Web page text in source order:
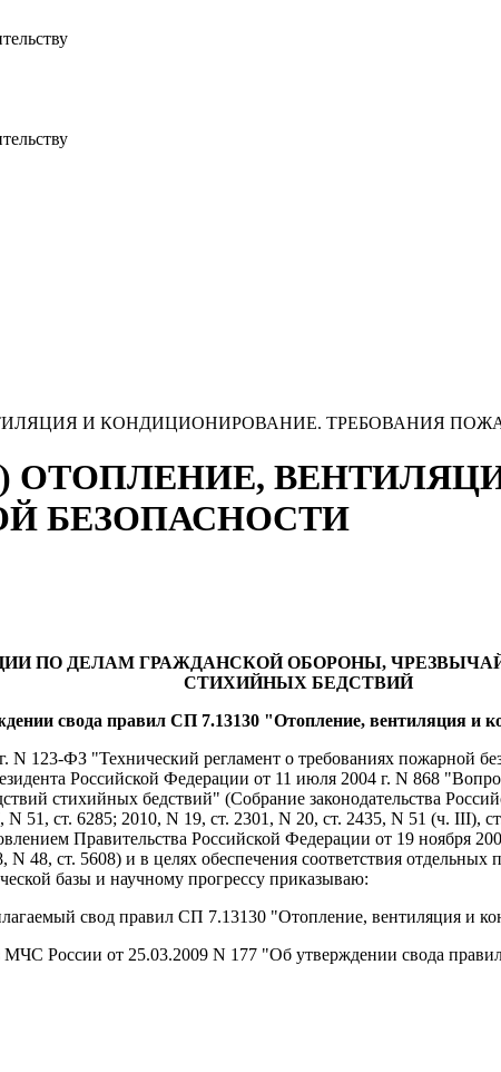
И КОНДИЦИОНИРОВАНИЕ. ТРЕБОВАНИЯ
ОТОПЛЕНИЕ,
БЕЗОПАСНОСТИ
ПО ДЕЛАМ ГРАЖДАНСКОЙ ОБОРОНЫ,
СТИХИЙНЫХ БЕДСТВИЙ
свода правил СП 7.13130 "Отопление, вентиляция и
123-ФЗ "Технический регламент о требованиях пожарной
Российской Федерации от 11 июля 2004 г. N 868
стихийных бедствий" (Собрание законодательства
51, ст. 6285; 2010, N 19, ст. 2301, N 20, ст. 2435, N 51 (ч. III),
Правительства Российской Федерации от 19 ноября
48, ст. 5608) и в целях обеспечения соответствия
базы и научному прогрессу приказываю:
свод правил СП 7.13130 "Отопление, вентиляция и
МЧС России от 25.03.2009 N 177 "Об утверждении свода